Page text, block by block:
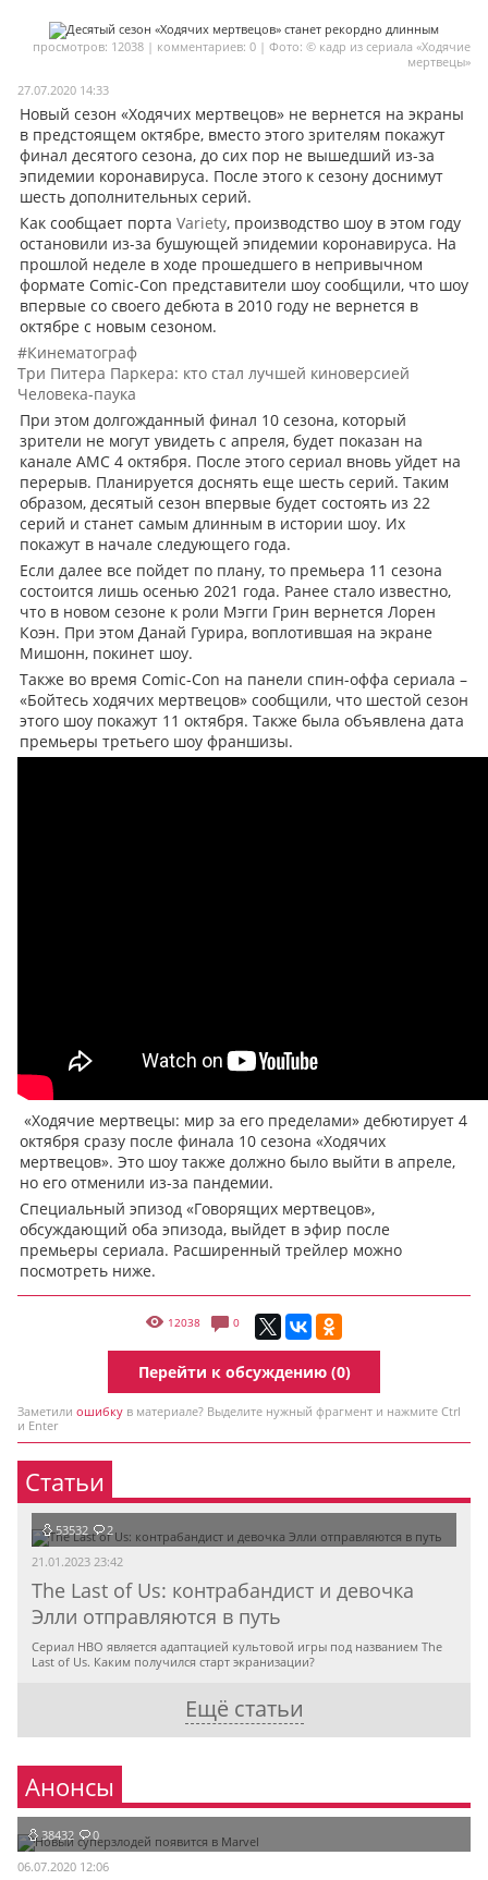
Мои материалы
Моя личная афиша
Перечитать
просмотров: 12038 | комментариев: 0 | Фото: © кадр из сериала «Ходячие
мертвецы»
27.07.2020 14:33
Новый сезон «Ходячих мертвецов» не вернется на экраны
в предстоящем октябре, вместо этого зрителям покажут
финал десятого сезона, до сих пор не вышедший из-за
эпидемии коронавируса. После этого к сезону доснимут
шесть дополнительных серий.
Как сообщает порта Variety, производство шоу в этом году
остановили из-за бушующей эпидемии коронавируса. На
прошлой неделе в ходе прошедшего в непривычном
формате Comic-Con представители шоу сообщили, что шоу
впервые со своего дебюта в 2010 году не вернется в
октябре с новым сезоном.
#Кинематограф
Три Питера Паркера: кто стал лучшей киноверсией
Человека-паука
При этом долгожданный финал 10 сезона, который
зрители не могут увидеть с апреля, будет показан на
канале AMC 4 октября. После этого сериал вновь уйдет на
перерыв. Планируется доснять еще шесть серий. Таким
образом, десятый сезон впервые будет состоять из 22
серий и станет самым длинным в истории шоу. Их
покажут в начале следующего года.
Если далее все пойдет по плану, то премьера 11 сезона
состоится лишь осенью 2021 года. Ранее стало известно,
что в новом сезоне к роли Мэгги Грин вернется Лорен
Коэн. При этом Данай Гурира, воплотившая на экране
Мишонн, покинет шоу.
Также во время Comic-Con на панели спин-оффа сериала –
«Бойтесь ходячих мертвецов» сообщили, что шестой сезон
этого шоу покажут 11 октября. Также была объявлена дата
премьеры третьего шоу франшизы.
«Ходячие мертвецы: мир за его пределами» дебютирует 4
октября сразу после финала 10 сезона «Ходячих
мертвецов». Это шоу также должно было выйти в апреле,
но его отменили из-за пандемии.
Специальный эпизод «Говорящих мертвецов»,
обсуждающий оба эпизода, выйдет в эфир после
премьеры сериала. Расширенный трейлер можно
посмотреть ниже.
12038 0
Перейти к обсуждению (0)
Заметили ошибку в материале? Выделите нужный фрагмент и нажмите Ctrl
и Enter
Статьи
53532 2
21.01.2023 23:42
The Last of Us: контрабандист и девочка
Элли отправляются в путь
Сериал HBO является адаптацией культовой игры под названием The
Last of Us. Каким получился старт экранизации?
Ещё статьи
Анонсы
38432 0
06.07.2020 12:06